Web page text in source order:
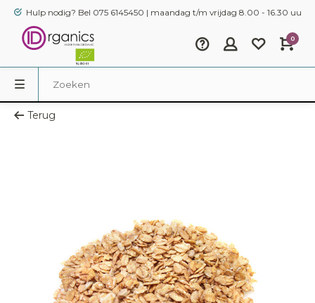
Hulp nodig? Bel 075 6145450 | maandag t/m vrijdag 8.00 - 16.30 uur
0
Terug